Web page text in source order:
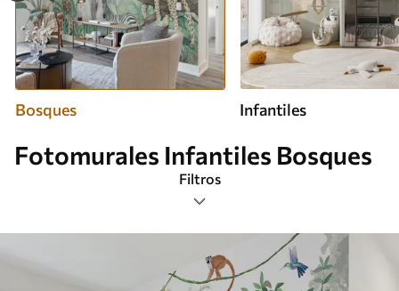
Bosques Infantiles
Fotomurales Infantiles Bosques
Filtros
Etiquetas
Formato de imagen